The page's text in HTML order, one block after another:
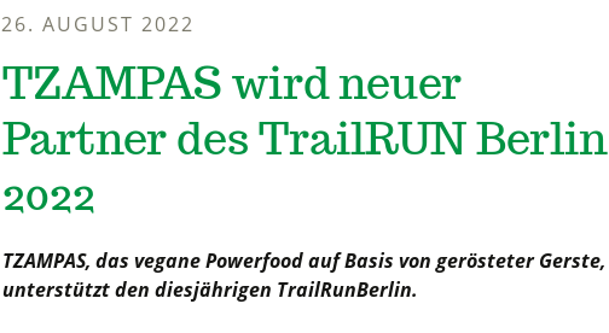
26. AUGUST 2022
TZAMPAS wird neuer
Partner des TrailRUN Berlin
2022
TZAMPAS, das vegane Powerfood auf Basis von gerösteter Gerste,
unterstützt den diesjährigen TrailRunBerlin.